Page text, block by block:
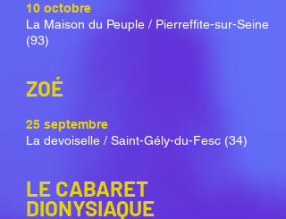
10 octobre
La Maison du Peuple / Pierreffite-sur-Seine
(93)
ZOÉ
25 septembre
La devoiselle / Saint-Gély-du-Fesc (34)
LE CABARET
DIONYSIAQUE